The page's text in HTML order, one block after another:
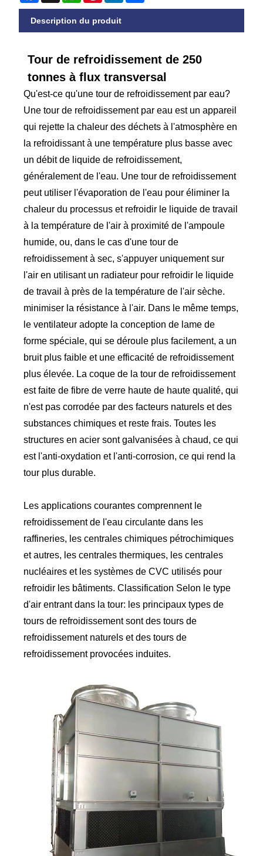
Description du produit
Tour de refroidissement de 250
tonnes à flux transversal
Qu'est-ce qu'une tour de refroidissement par eau?
Une tour de refroidissement par eau est un appareil
qui rejette la chaleur des déchets à l'atmosphère en
la refroidissant à une température plus basse avec
un débit de liquide de refroidissement,
généralement de l'eau. Une tour de refroidissement
peut utiliser l'évaporation de l'eau pour éliminer la
chaleur du processus et refroidir le liquide de travail
à la température de l'air à proximité de l'ampoule
humide, ou, dans le cas d'une tour de
refroidissement à sec, s'appuyer uniquement sur
l'air en utilisant un radiateur pour refroidir le liquide
de travail à près de la température de l'air sèche.
minimiser la résistance à l'air. Dans le même temps,
le ventilateur adopte la conception de lame de
forme spéciale, qui se déroule plus facilement, a un
bruit plus faible et une efficacité de refroidissement
plus élevée. La coque de la tour de refroidissement
est faite de fibre de verre haute de haute qualité, qui
n'est pas corrodée par des facteurs naturels et des
substances chimiques et reste frais. Toutes les
structures en acier sont galvanisées à chaud, ce qui
est l'anti-oxydation et l'anti-corrosion, ce qui rend la
tour plus durable.
Les applications courantes comprennent le
refroidissement de l'eau circulante dans les
raffineries, les centrales chimiques pétrochimiques
et autres, les centrales thermiques, les centrales
nucléaires et les systèmes de CVC utilisés pour
refroidir les bâtiments. Classification Selon le type
d'air entrant dans la tour: les principaux types de
tours de refroidissement sont des tours de
refroidissement naturels et des tours de
refroidissement provocées induites.